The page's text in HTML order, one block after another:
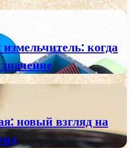
когда
новый взгляд на